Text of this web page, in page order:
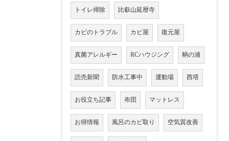
トイレ掃除 比叡山延暦寺
カビのトラブル カビ屋 復元屋
真菌アレルギー RCハウジング 鞆の浦
読売新聞 防水工事中 運動場 西塔
お役立ち記事 布団 マットレス
お得情報 風呂のカビ取り 空気質改善